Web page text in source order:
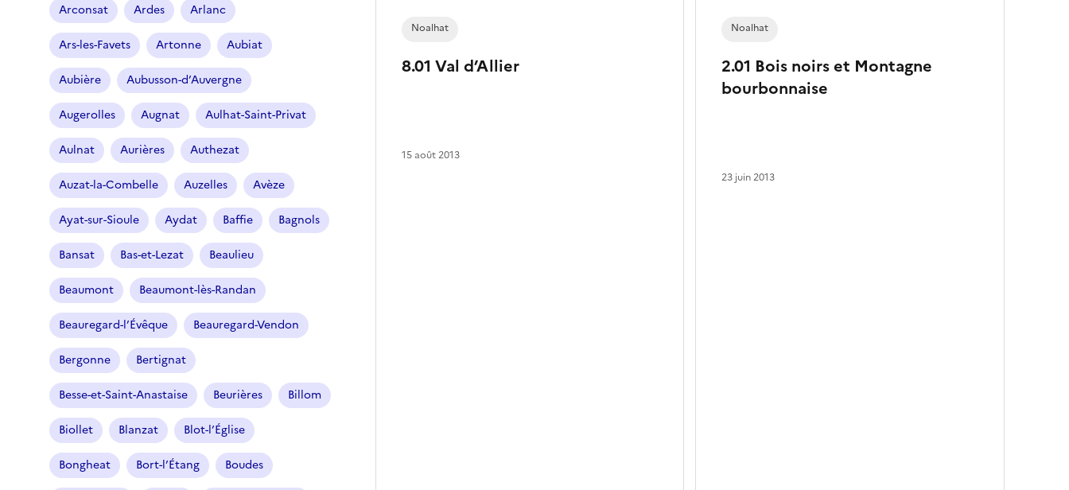
Arconsat Ardes Arlanc
Ars-les-Favets Artonne Aubiat
Aubière Aubusson-d’Auvergne
Augerolles Augnat Aulhat-Saint-Privat
Aulnat Aurières Authezat
Auzat-la-Combelle Auzelles Avèze
Ayat-sur-Sioule Aydat Baffie Bagnols
Bansat Bas-et-Lezat Beaulieu
Beaumont Beaumont-lès-Randan
Beauregard-l’Évêque Beauregard-Vendon
Bergonne Bertignat
Besse-et-Saint-Anastaise Beurières Billom
Biollet Blanzat Blot-l’Église
Bongheat Bort-l’Étang Boudes
8.01 Val d’Allier
Noalhat
15 août 2013
2.01 Bois noirs et Montagne
bourbonnaise
Noalhat
23 juin 2013